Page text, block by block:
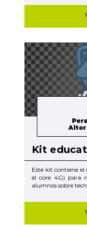
Aitor
Kit
Este kit contiene el
el core 4G) para
alumnos sobre